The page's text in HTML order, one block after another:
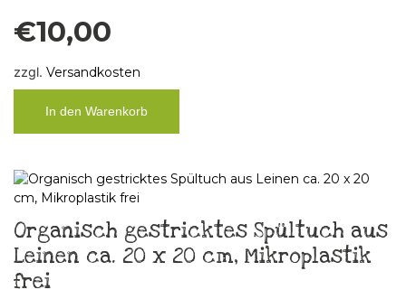
€10,00
zzgl. Versandkosten
In den Warenkorb
Organisch gestricktes Spültuch aus
Leinen ca. 20 x 20 cm, Mikroplastik
frei